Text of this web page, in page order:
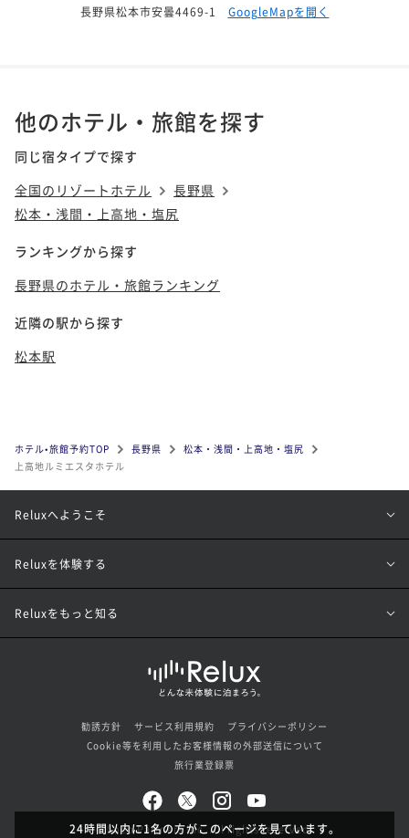
24時間以内に1名の方がこのページを見ています。
長野県松本市安曇4469-1 GoogleMapを開く
他のホテル・旅館を探す
同じ宿タイプで探す
全国のリゾートホテル
長野県
松本・浅間・上高地・塩尻
ランキングから探す
長野県のホテル・旅館ランキング
近隣の駅から探す
松本駅
ホテル•旅館予約TOP 長野県
松本・浅間・上高地・塩尻
上高地ルミエスタホテル
Reluxへようこそ
Reluxを体験する
Reluxをもっと知る
勧誘方針 サービス利用規約
プライバシーポリシー
Cookie等を利用したお客様情報の外部送信について
旅行業登録票
© Loco Partners Inc. All rights reserved.